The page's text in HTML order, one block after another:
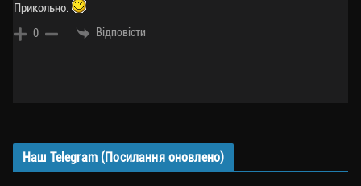
Прикольно.
0 Відповісти
Наш Telegram (Посилання оновлено)